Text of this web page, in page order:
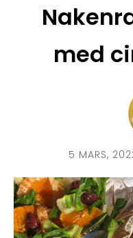
med
5 MARS,